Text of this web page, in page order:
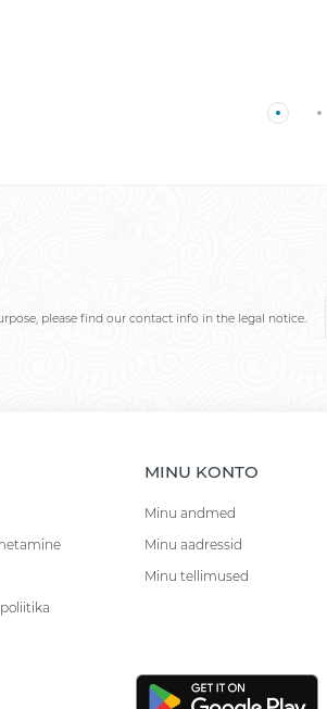
please find our contact info in the legal notice.
MINU KONTO
Minu andmed
Minu aadressid
Minu tellimused